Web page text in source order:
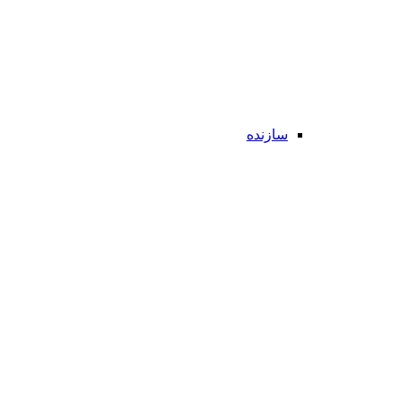
سازنده